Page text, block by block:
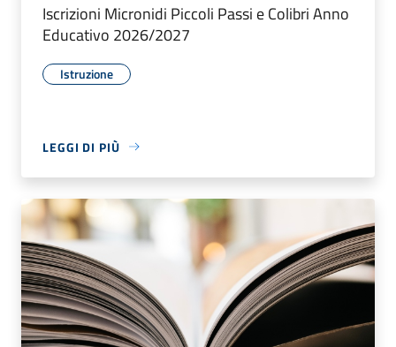
Iscrizioni Micronidi Piccoli Passi e Colibri Anno
Educativo 2026/2027
Istruzione
LEGGI DI PIÙ